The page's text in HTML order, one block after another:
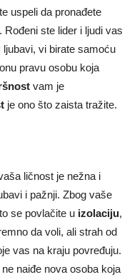
uspeli da pronađete
. Rođeni ste lider i ljudi vas
ljubavi, vi birate samoću
pravu osobu koja
vam je
je ono što zaista tražite.
ličnost je nežna i
i pažnji. Zbog vaše
se povlačite u izolaciju,
da voli, ali strah od
vas na kraju povređuju.
naiđe nova osoba koja